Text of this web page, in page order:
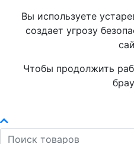
Вы используете
создает угрозу
Чтобы продолжить